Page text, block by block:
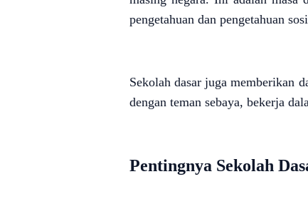
pengetahuan dan pengetahuan
Sekolah dasar juga memberikan
dengan teman sebaya, bekerja
Pentingnya Sekolah